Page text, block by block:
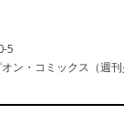
5
ン・コミックス（週刊